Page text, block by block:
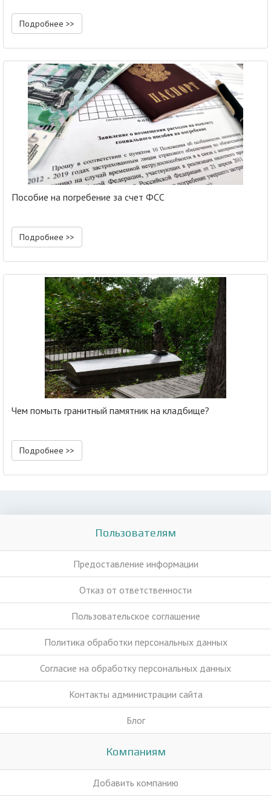
Подробнее >>
Пособие на погребение за счет ФСС
Подробнее >>
Чем помыть гранитный памятник на кладбище?
Подробнее >>
Пользователям
Предоставление информации
Отказ от ответственности
Пользовательское соглашение
Политика обработки персональных данных
Согласие на обработку персональных данных
Контакты администрации сайта
Блог
Компаниям
Добавить компанию